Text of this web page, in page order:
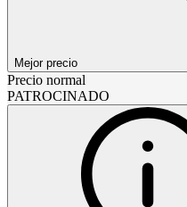
Mejor precio
Precio normal
PATROCINADO